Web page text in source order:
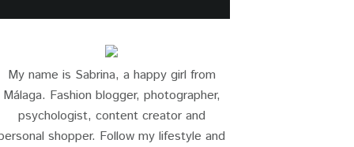
My name is Sabrina, a happy girl from
Málaga. Fashion blogger, photographer,
psychologist, content creator and
shopper. Follow my lifestyle and